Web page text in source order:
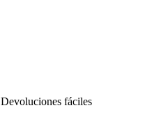
Devoluciones fáciles